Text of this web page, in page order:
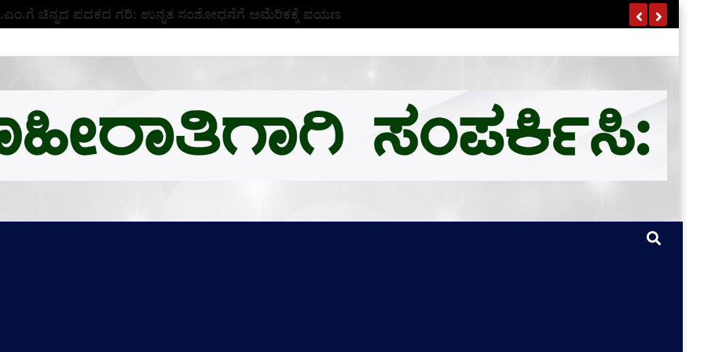
ಬಿ.ಎಂ.ಗೆ ಚಿನ್ನದ ಪದಕದ ಗರಿ: ಉನ್ನತ ಸಂಶೋಧನೆಗೆ ಅಮೆರಿಕಕ್ಕೆ ಪಯಣ